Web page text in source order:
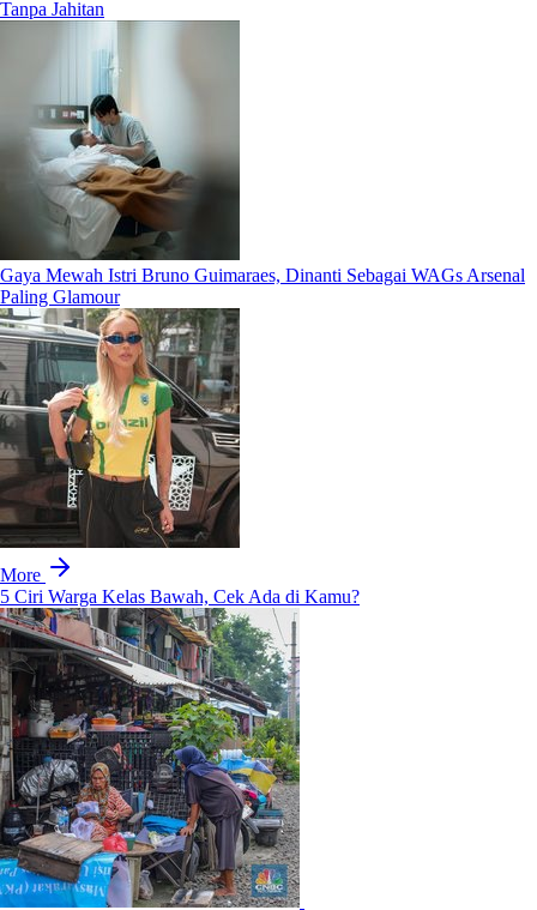
Tanpa Jahitan
Gaya Mewah Istri Bruno Guimaraes, Dinanti Sebagai WAGs Arsenal
Paling Glamour
More
5 Ciri Warga Kelas Bawah, Cek Ada di Kamu?